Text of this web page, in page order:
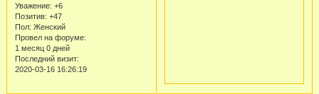
Уважение: +6
Позитив: +47
Пол: Женский
Провел на форуме:
1 месяц 0 дней
Последний визит:
2020-03-16 16:26:19